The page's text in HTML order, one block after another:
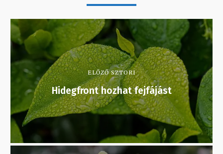
ELŐZŐ SZTORI
Hidegfront hozhat fejfájást